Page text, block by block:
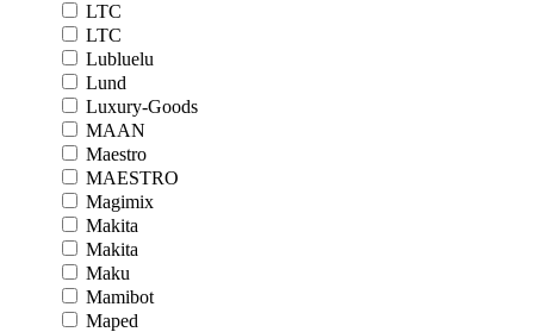
LTC
LTC
Lubluelu
Lund
Luxury-Goods
MAAN
Maestro
MAESTRO
Magimix
Makita
Makita
Maku
Mamibot
Maped